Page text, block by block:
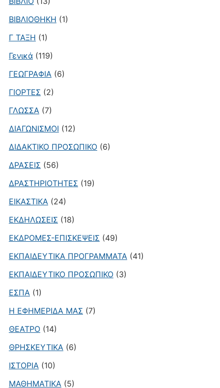
ΒΙΒΛΙΟΘΗΚΗ (1)
Γ ΤΑΞΗ (1)
Γενικά(119)
ΓΕΩΓΡΑΦΙΑ (6)
ΓΙΟΡΤΕΣ (2)
ΓΛΩΣΣΑ (7)
ΔΙΑΓΩΝΙΣΜΟΙ (12)
ΔΙΔΑΚΤΙΚΟ ΠΡΟΣΩΠΙΚΟ(6)
ΔΡΑΣΕΙΣ (56)
ΔΡΑΣΤΗΡΙΟΤΗΤΕΣ (19)
ΕΙΚΑΣΤΙΚΑ (24)
ΕΚΔΗΛΩΣΕΙΣ (18)
ΕΚΔΡΟΜΕΣ-ΕΠΙΣΚΕΨΕΙΣ (49)
ΕΚΠΑΙΔΕΥΤΙΚΑ ΠΡΟΓΡΑΜΜΑΤΑ (41)
ΕΚΠΑΙΔΕΥΤΙΚΟ ΠΡΟΣΩΠΙΚΟ(3)
ΕΣΠΑ (1)
Η ΕΦΗΜΕΡΙΔΑ ΜΑΣ (7)
ΘΕΑΤΡΟ(14)
ΘΡΗΣΚΕΥΤΙΚΑ (6)
ΙΣΤΟΡΙΑ (10)
ΜΑΘΗΜΑΤΙΚΑ (5)